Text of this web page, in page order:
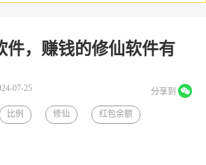
件，赚钱的修仙软件有
分享到
07-25
比例 修仙 红包余额